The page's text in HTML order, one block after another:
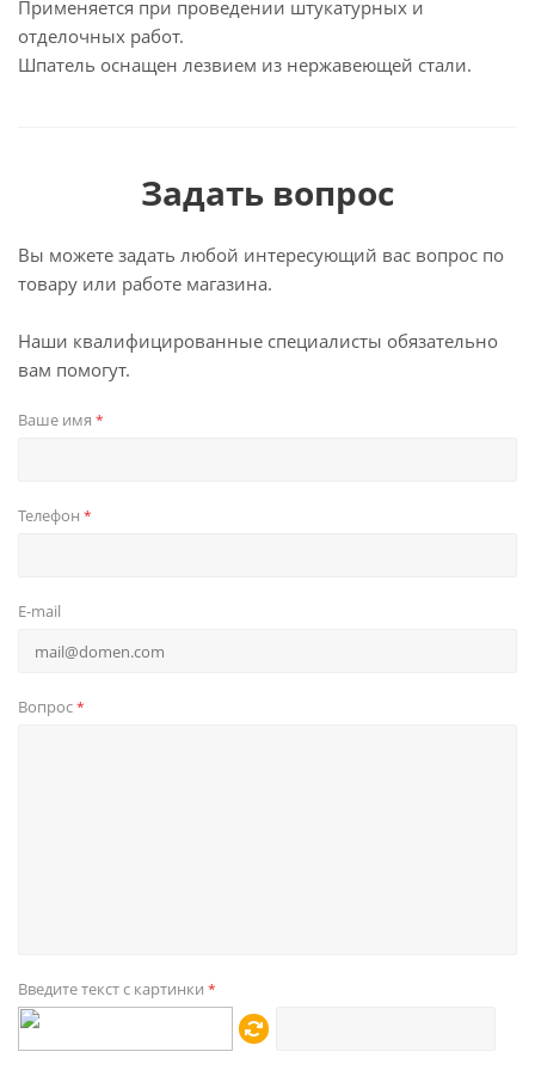
Применяется при проведении штукатурных и
отделочных работ.
Шпатель оснащен лезвием из нержавеющей стали.
Задать вопрос
Вы можете задать любой интересующий вас вопрос по
товару или работе магазина.
Наши квалифицированные специалисты обязательно
вам помогут.
Ваше имя *
Телефон *
E-mail
Вопрос*
Введите текст с картинки *